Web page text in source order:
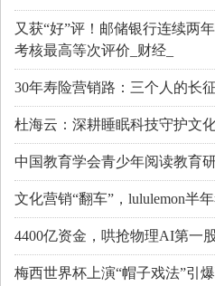
又获“好”评！邮储银行连续两
考核最高等次评价_财经_
30年寿险营销路：三个人的长
杜海云：深耕睡眠科技守护文
中国教育学会青少年阅读教育
文化营销“翻车”，lululemon半
4400亿资金，哄抢物理AI第一
梅西世界杯上演“帽子戏法”引